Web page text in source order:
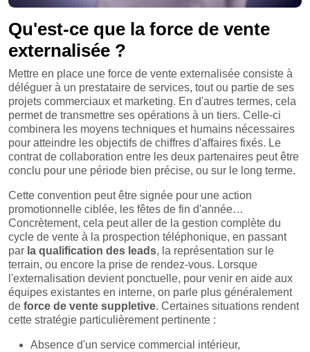
Qu'est-ce que la force de vente
externalisée ?
Mettre en place une force de vente externalisée consiste à
déléguer à un prestataire de services, tout ou partie de ses
projets commerciaux et marketing. En d'autres termes, cela
permet de transmettre ses opérations à un tiers. Celle-ci
combinera les moyens techniques et humains nécessaires
pour atteindre les objectifs de chiffres d'affaires fixés. Le
contrat de collaboration entre les deux partenaires peut être
conclu pour une période bien précise, ou sur le long terme.
Cette convention peut être signée pour une action
promotionnelle ciblée, les fêtes de fin d'année…
Concrètement, cela peut aller de la gestion complète du
cycle de vente à la prospection téléphonique, en passant
par la qualification des leads, la représentation sur le
terrain, ou encore la prise de rendez-vous. Lorsque
l'externalisation devient ponctuelle, pour venir en aide aux
équipes existantes en interne, on parle plus généralement
de force de vente suppletive. Certaines situations rendent
cette stratégie particulièrement pertinente :
Absence d'un service commercial intérieur,